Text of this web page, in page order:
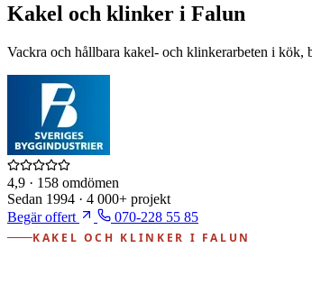
Kakel och klinker i Falun
Vackra och hållbara kakel- och klinkerarbeten i
4,9 · 158 omdömen
Sedan 1994 · 4 000+ projekt
Begär offert
070-228 55 85
KAKEL OCH KLINKER I FALUN